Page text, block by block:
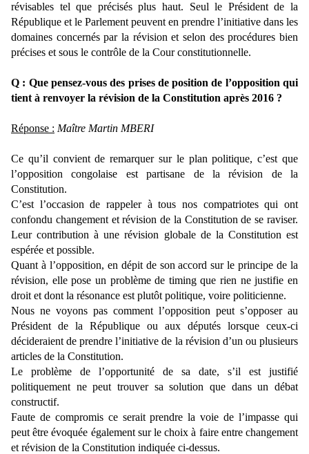
révisables tel que précisés plus haut. Seul le Président de la
République et le Parlement peuvent en prendre l’initiative dans les
domaines concernés par la révision et selon des procédures bien
précises et sous le contrôle de la Cour constitutionnelle.
Q : Que pensez-vous des prises de position de l’opposition qui
tient à renvoyer la révision de la Constitution après 2016 ?
Réponse : Maître Martin MBERI
Ce qu’il convient de remarquer sur le plan politique, c’est que
l’opposition congolaise est partisane de la révision de la
Constitution.
C’est l’occasion de rappeler à tous nos compatriotes qui ont
confondu changement et révision de la Constitution de se raviser.
Leur contribution à une révision globale de la Constitution est
espérée et possible.
Quant à l’opposition, en dépit de son accord sur le principe de la
révision, elle pose un problème de timing que rien ne justifie en
droit et dont la résonance est plutôt politique, voire politicienne.
Nous ne voyons pas comment l’opposition peut s’opposer au
Président de la République ou aux députés lorsque ceux-ci
décideraient de prendre l’initiative de la révision d’un ou plusieurs
articles de la Constitution.
Le problème de l’opportunité de sa date, s’il est justifié
politiquement ne peut trouver sa solution que dans un débat
constructif.
Faute de compromis ce serait prendre la voie de l’impasse qui
peut être évoquée également sur le choix à faire entre changement
et révision de la Constitution indiquée ci-dessus.